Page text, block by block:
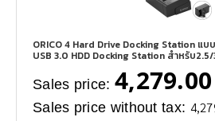
ORICO 4 Hard Drive Docking Station แ
USB 3.0 HDD Docking Station สำหรับ
Sales price:
Sales price without tax: